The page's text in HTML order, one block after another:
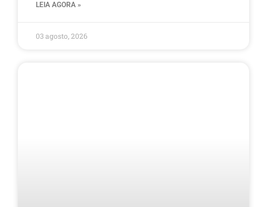
LEIA AGORA »
03 agosto, 2026